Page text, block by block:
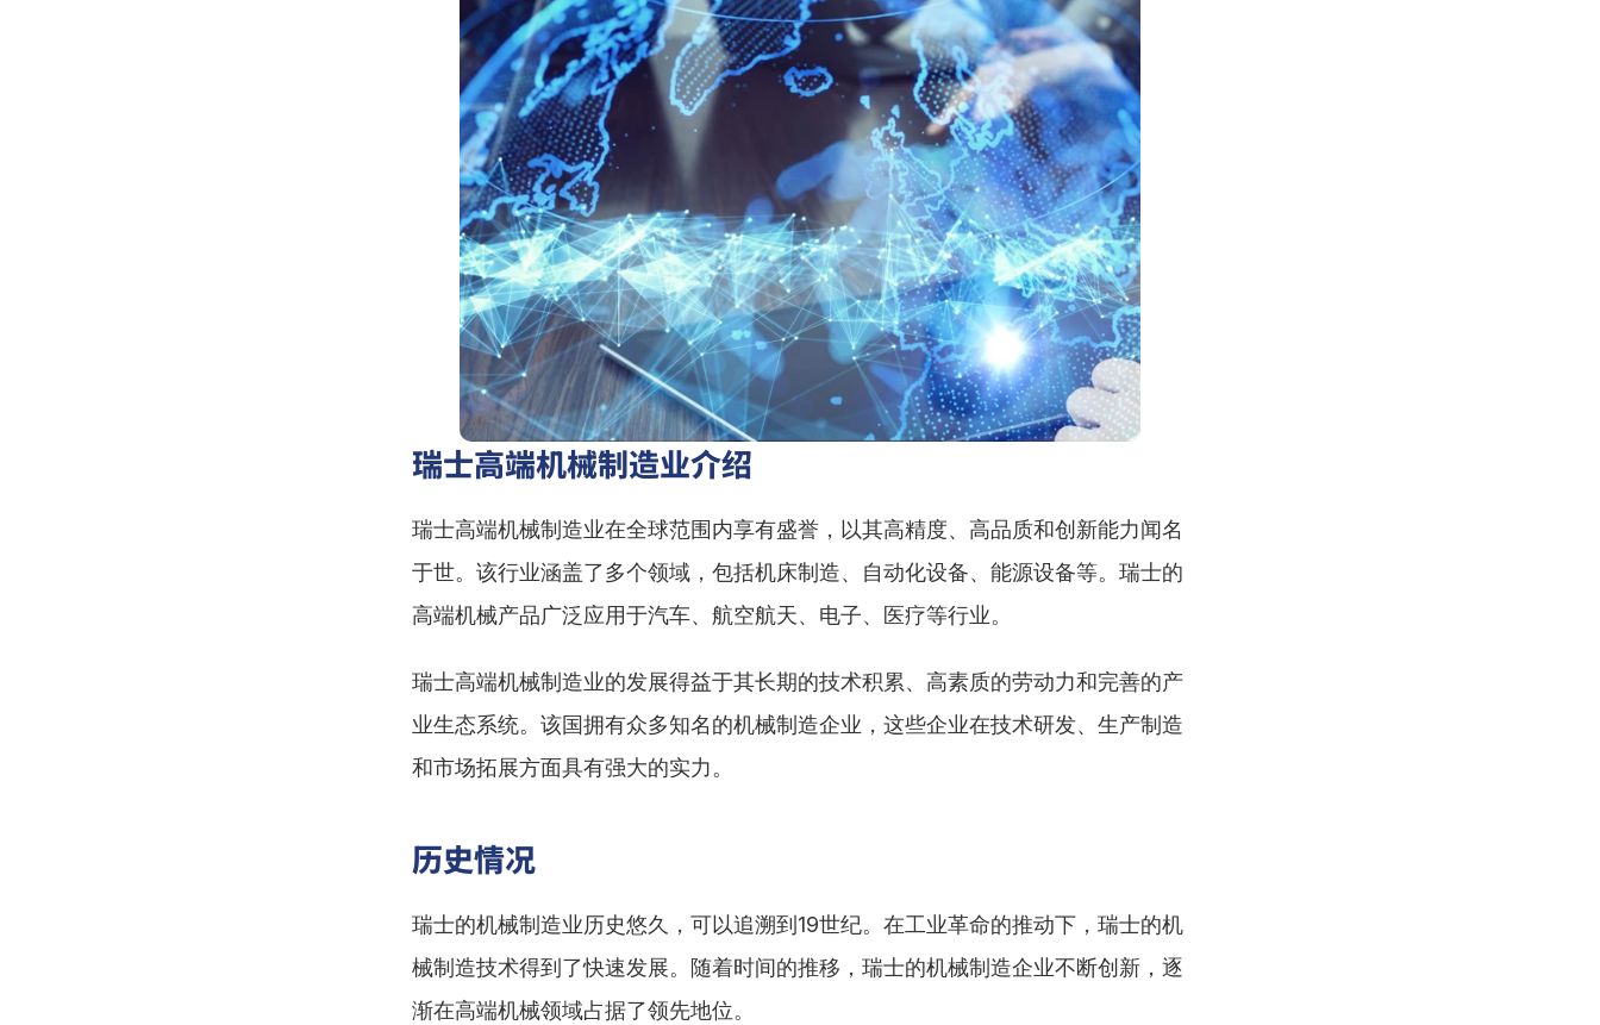
瑞士高端机械制造业介绍
瑞士高端机械制造业在全球范围内享有盛誉，以其高精度、高品质和创新能力闻名
于世。该行业涵盖了多个领域，包括机床制造、自动化设备、能源设备等。瑞士的
高端机械产品广泛应用于汽车、航空航天、电子、医疗等行业。
瑞士高端机械制造业的发展得益于其长期的技术积累、高素质的劳动力和完善的产
业生态系统。该国拥有众多知名的机械制造企业，这些企业在技术研发、生产制造
和市场拓展方面具有强大的实力。
历史情况
瑞士的机械制造业历史悠久，可以追溯到19世纪。在工业革命的推动下，瑞士的机
械制造技术得到了快速发展。随着时间的推移，瑞士的机械制造企业不断创新，逐
渐在高端机械领域占据了领先地位。